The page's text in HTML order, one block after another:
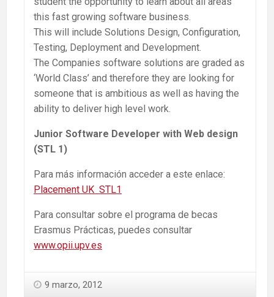
this fast growing software business.
This will include Solutions Design, Configuration,
Testing, Deployment and Development.
The Companies software solutions are graded as
‘World Class’ and therefore they are looking for
someone that is ambitious as well as having the
ability to deliver high level work.
Junior Software Developer with Web design
(STL 1)
Para más información acceder a este enlace:
Placement UK STL1
Para consultar sobre el programa de becas
Erasmus Prácticas, puedes consultar
www.opii.upv.es
9 marzo, 2012